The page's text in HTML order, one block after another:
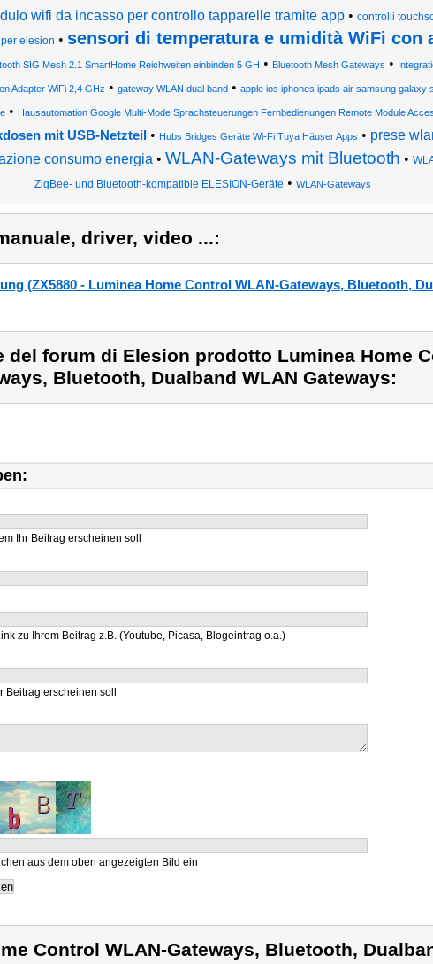
wifi da incasso per controllo tapparelle tramite app• controlli
elesion • sensori di temperatura e umidità WiFi con
SIG Mesh 2.1 SmartHome Reichweiten einbinden 5 GH • Bluetooth Mesh Gateways •
Adapter WiFi 2,4 GHz • gateway WLAN dual band • apple ios iphones ipads air samsung galaxy
• Hausautomation Google Multi-Mode Sprachsteuerungen Fernbedienungen Remote Module
mit USB-Netzteil • Hubs Bridges Geräte Wi-Fi Tuya Häuser Apps • prese
consumo energia • WLAN-Gateways mit Bluetooth •
ZigBee- und Bluetooth-kompatible ELESION-Geräte • WLAN-Gateways
driver, video ...:
(ZX5880 - Luminea Home Control WLAN-Gateways, Bluetooth,
del forum di Elesion prodotto Luminea Home
Bluetooth, Dualband WLAN Gateways:
Ihr Beitrag erscheinen soll
zu Ihrem Beitrag z.B. (Youtube, Picasa, Blogeintrag o.a.)
Beitrag erscheinen soll
aus dem oben angezeigten Bild ein
Control WLAN-Gateways, Bluetooth,